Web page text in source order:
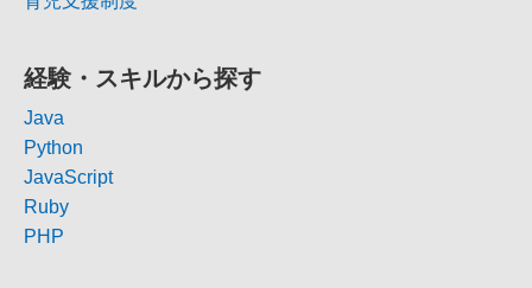
経験・スキルから探す
Java
Python
JavaScript
Ruby
PHP